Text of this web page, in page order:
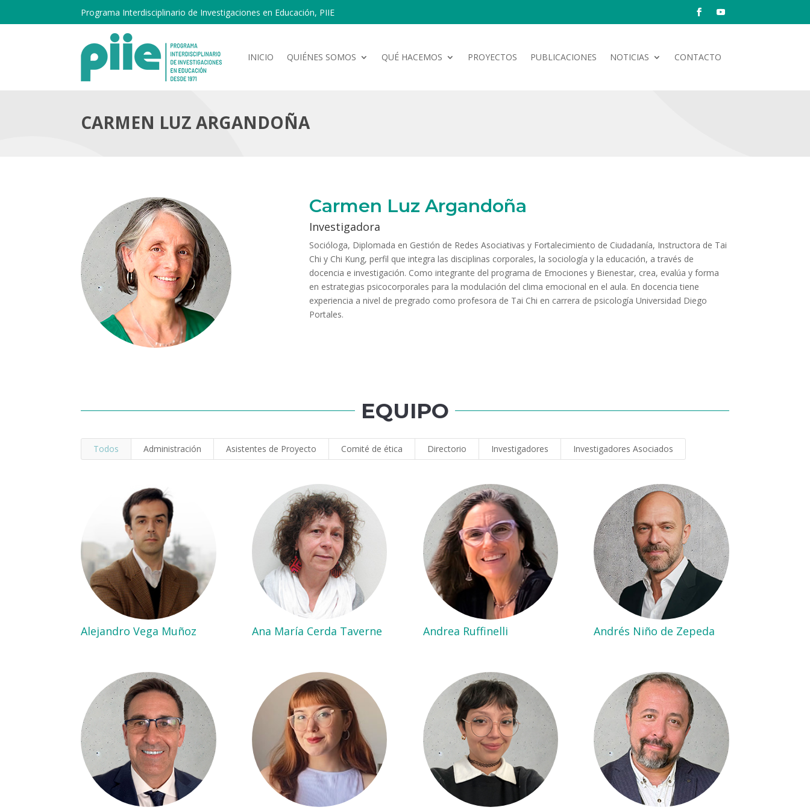
Programa Interdisciplinario de Investigaciones en Educación, PIIE
INICIO QUIÉNES SOMOS QUÉ HACEMOS PROYECTOS PUBLICACIONES NOTICIAS CONTACTO
CARMEN LUZ ARGANDOÑA
Carmen Luz Argandoña
Investigadora
Socióloga, Diplomada en Gestión de Redes Asociativas y Fortalecimiento de Ciudadanía, Instructora de Tai
Chi y Chi Kung, perfil que integra las disciplinas corporales, la sociología y la educación, a través de
docencia e investigación. Como integrante del programa de Emociones y Bienestar, crea, evalúa y forma
en estrategias psicocorporales para la modulación del clima emocional en el aula. En docencia tiene
experiencia a nivel de pregrado como profesora de Tai Chi en carrera de psicología Universidad Diego
Portales.
EQUIPO
Todos Administración Asistentes de Proyecto Comité de ética Directorio Investigadores Investigadores Asociados
Alejandro Vega Muñoz Ana María Cerda Taverne Andrea Ruffinelli Andrés Niño de Zepeda